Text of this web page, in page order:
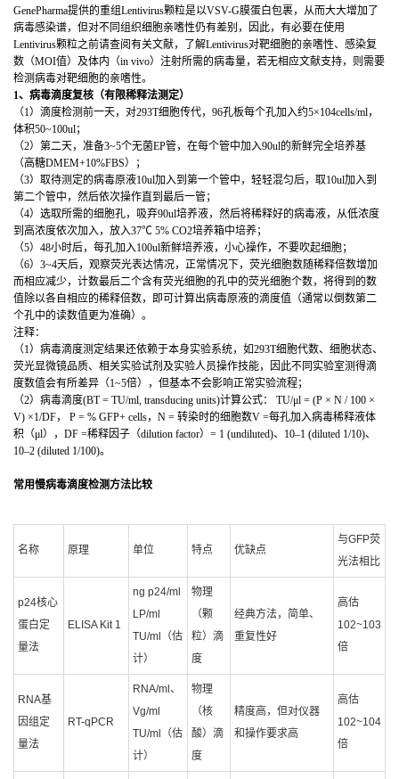
GenePharma提供的重组Lentivirus颗粒是以VSV-G膜蛋白包裹，从而大大增加了
病毒感染谱，但对不同组织细胞亲嗜性仍有差别，因此，有必要在使用
Lentivirus颗粒之前请查阅有关文献，了解Lentivirus对靶细胞的亲嗜性、感染复
数（MOI值）及体内（in vivo）注射所需的病毒量，若无相应文献支持，则需要
检测病毒对靶细胞的亲嗜性。
1、病毒滴度复核（有限稀释法测定）
（1）滴度检测前一天，对293T细胞传代，96孔板每个孔加入约5×104cells/ml，
体积50~100ul；
（2）第二天，准备3~5个无菌EP管，在每个管中加入90ul的新鲜完全培养基
（高糖DMEM+10%FBS）；
（3）取待测定的病毒原液10ul加入到第一个管中，轻轻混匀后，取10ul加入到
第二个管中，然后依次操作直到最后一管；
（4）选取所需的细胞孔，吸弃90ul培养液，然后将稀释好的病毒液，从低浓度
到高浓度依次加入，放入37℃ 5% CO2培养箱中培养；
（5）48小时后，每孔加入100ul新鲜培养液，小心操作，不要吹起细胞；
（6）3~4天后，观察荧光表达情况，正常情况下，荧光细胞数随稀释倍数增加
而相应减少，计数最后二个含有荧光细胞的孔中的荧光细胞个数，将得到的数
值除以各自相应的稀释倍数，即可计算出病毒原液的滴度值（通常以倒数第二
个孔中的读数值更为准确）。
注释：
（1）病毒滴度测定结果还依赖于本身实验系统，如293T细胞代数、细胞状态、
荧光显微镜品质、相关实验试剂及实验人员操作技能，因此不同实验室测得滴
度数值会有所差异（1~5倍），但基本不会影响正常实验流程；
（2）病毒滴度(BT = TU/ml, transducing units)计算公式： TU/μl = (P × N / 100 ×
V) ×1/DF， P = % GFP+ cells，N = 转染时的细胞数V =每孔加入病毒稀释液体
积（μl），DF =稀释因子（dilution factor）= 1 (undiluted)、10–1 (diluted 1/10)、
10–2 (diluted 1/100)。
常用慢病毒滴度检测方法比较
名称 原理 单位 特点 优缺点
与GFP荧
光法相比
p24核心
蛋白定
量法
ELISA Kit 1
ng p24/ml
LP/ml
TU/ml（估
计）
物理
（颗
粒）滴
度
经典方法，简单、
重复性好
高估
102~103
倍
RNA基
因组定
量法
RT-qPCR
RNA/ml、
Vg/ml
TU/ml（估
计）
物理
（核
酸）滴
度
精度高，但对仪器
和操作要求高
高估
102~104
倍